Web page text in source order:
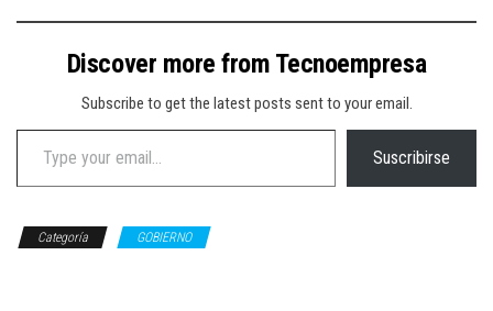
Discover more from Tecnoempresa
Subscribe to get the latest posts sent to your email.
Type your email…
Suscribirse
Categoría GOBIERNO